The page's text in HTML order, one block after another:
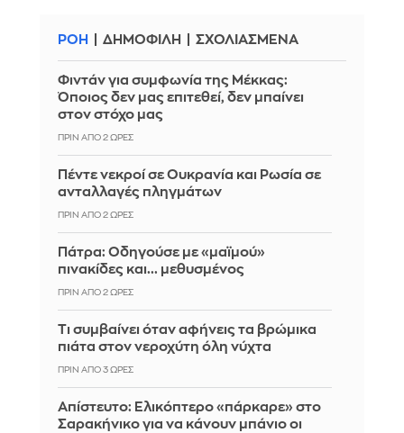
ΡΟΗ ΔΗΜΟΦΙΛΗ ΣΧΟΛΙΑΣΜΕΝΑ
Φιντάν για συμφωνία της Μέκκας:
Όποιος δεν μας επιτεθεί, δεν μπαίνει
στον στόχο μας
ΠΡΙΝ ΑΠΌ 2 ΏΡΕΣ
Πέντε νεκροί σε Ουκρανία και Ρωσία σε
ανταλλαγές πληγμάτων
ΠΡΙΝ ΑΠΌ 2 ΏΡΕΣ
Πάτρα: Οδηγούσε με «μαϊμού»
πινακίδες και... μεθυσμένος
ΠΡΙΝ ΑΠΌ 2 ΏΡΕΣ
Τι συμβαίνει όταν αφήνεις τα βρώμικα
πιάτα στον νεροχύτη όλη νύχτα
ΠΡΙΝ ΑΠΌ 3 ΏΡΕΣ
Απίστευτο: Ελικόπτερο «πάρκαρε» στο
Σαρακήνικο για να κάνουν μπάνιο οι